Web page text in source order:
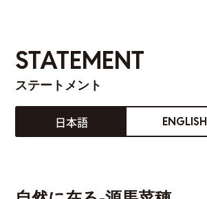
STATEMENT
ステートメント
日本語 ENGLISH